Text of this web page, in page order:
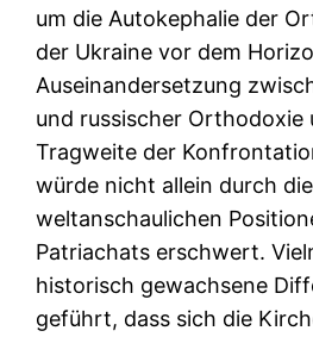
um die Autokephalie der
der Ukraine vor dem
Auseinandersetzung
und russischer Orthodoxie
Tragweite der
würde nicht allein durch die
weltanschaulichen
Patriachats erschwert.
historisch gewachsene
geführt, dass sich die